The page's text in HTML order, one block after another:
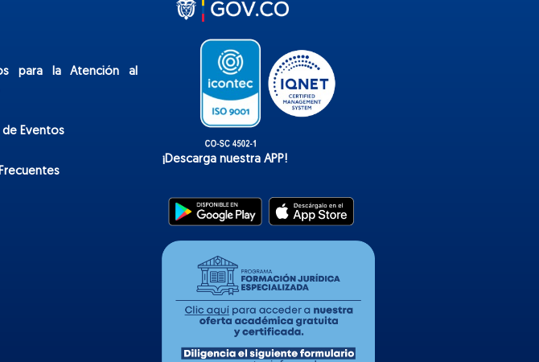
para la Atención al
Eventos
¡Descarga nuestra APP!